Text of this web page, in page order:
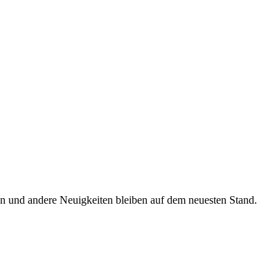
andere Neuigkeiten bleiben auf dem neuesten Stand.